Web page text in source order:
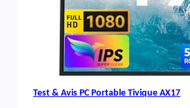
Test & Avis PC Portable Tivique AX17